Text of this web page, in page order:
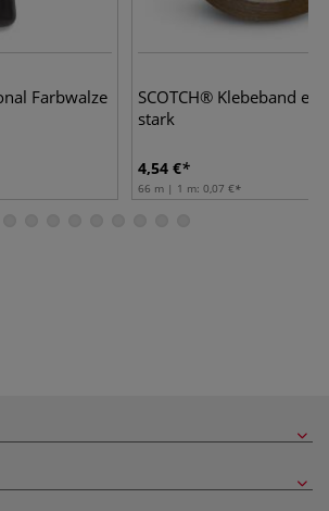
Farbwalze
SCOTCH® Klebeband
stark
4,54 €
66 m | 1 m: 0,07 €